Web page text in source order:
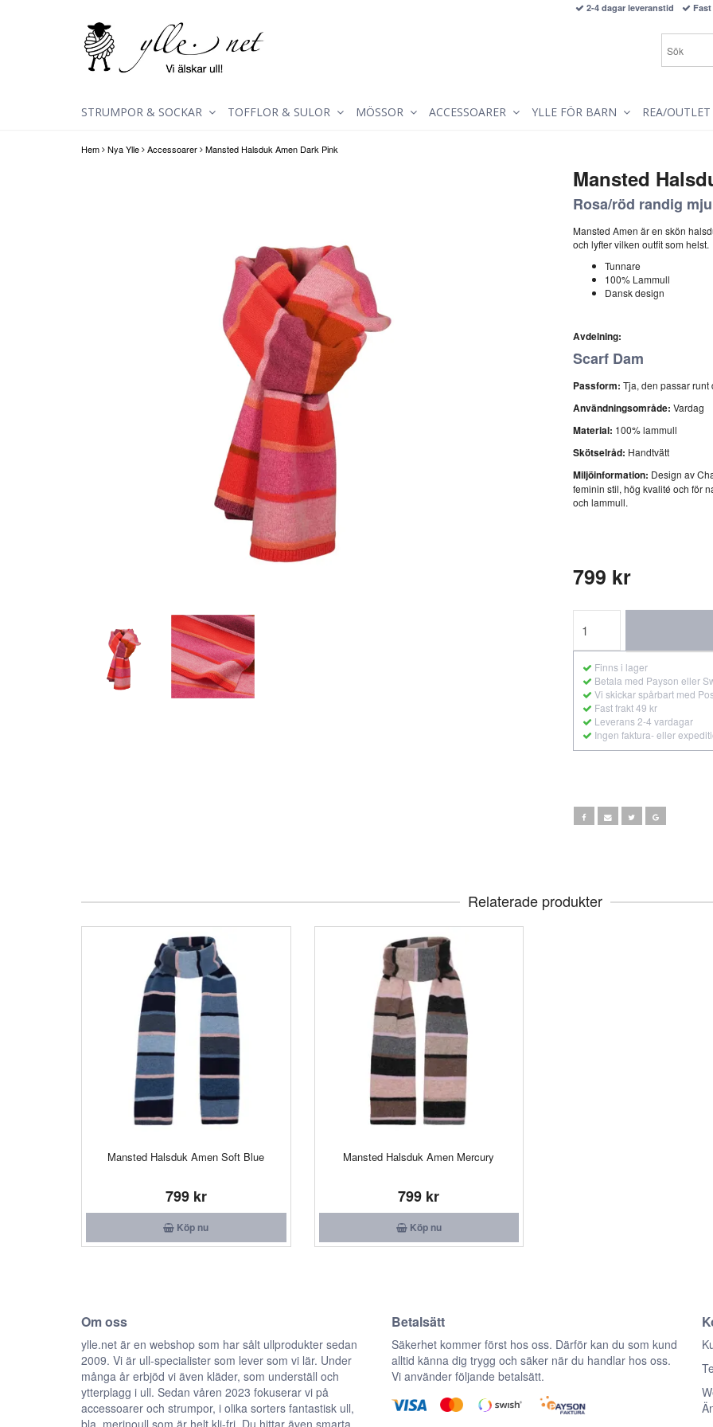
Hem Nya Ylle Accessoarer Mansted Halsduk Amen Dark Pink
Mansted
Rosa/röd randig
Mansted Amen är en skön
och lyfter vilken outfit som helst.
Tunnare
100% Lammull
Dansk design
Avdelning:
Scarf Dam
Passform: Tja, den passar runt
Användningsområde: Vardag
Material: 100% lammull
Skötselråd: Handtvätt
Miljöinformation: Design av
feminin stil, hög kvalité och för
och lammull.
799 kr
Finns i lager
Betala med Payson eller
Vi skickar spårbart med
Fast frakt 49 kr
Leverans 2-4 vardagar
Ingen faktura- eller
Relaterade produkter
Mansted Halsduk Amen Soft Blue
799 kr
Köp nu
Mansted Halsduk Amen Mercury
799 kr
Köp nu
Om oss
ylle.net är en webshop som har sålt ullprodukter sedan
2009. Vi är ull-specialister som lever som vi lär. Under
många år erbjöd vi även kläder, som underställ och
ytterplagg i ull. Sedan våren 2023 fokuserar vi på
accessoarer och strumpor, i olika sorters fantastisk ull,
bla. merinoull som är helt kli-fri. Du hittar även smarta
Betalsätt
Säkerhet kommer först hos oss. Därför kan du som kund
alltid känna dig trygg och säker när du handlar hos oss.
Vi använder följande betalsätt.
2-4 dagar leveranstid
STRUMPOR & SOCKAR TOFFLOR & SULOR MÖSSOR ACCESSOARER YLLE FÖR BARN REA/OUTLET